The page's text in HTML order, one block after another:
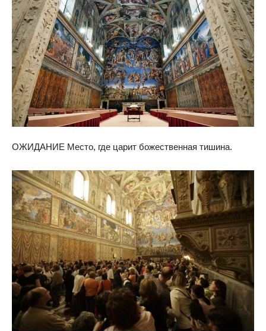
ОЖИДАНИЕ Место, где царит божественная тишина.